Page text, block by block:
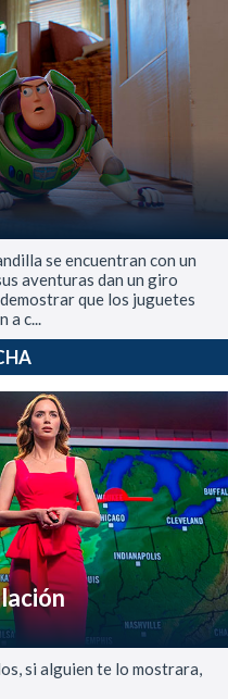
se encuentran con un
aventuras dan un giro
que los juguetes
a c...
si alguien te lo mostrara,